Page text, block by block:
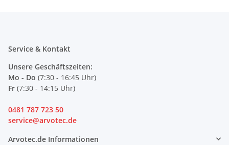
Service & Kontakt
Unsere Geschäftszeiten:
Mo - Do (7:30 - 16:45 Uhr)
Fr (7:30 - 14:15 Uhr)
0481 787 723 50
service@arvotec.de
Arvotec.de Informationen